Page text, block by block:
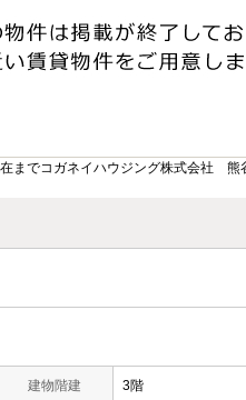
でコガネイハウジング株式会社 熊
建物階建 3階